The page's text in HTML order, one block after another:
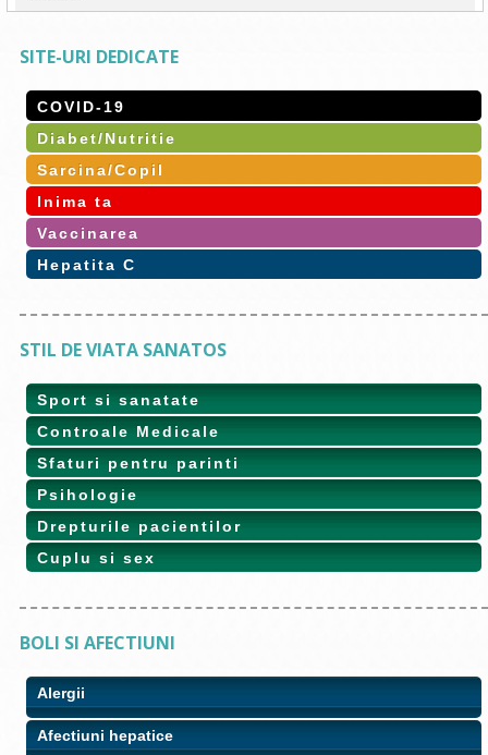
SITE-URI DEDICATE
COVID-19
Diabet/Nutritie
Sarcina/Copil
Inima ta
Vaccinarea
Hepatita C
STIL DE VIATA SANATOS
Sport si sanatate
Controale Medicale
Sfaturi pentru parinti
Psihologie
Drepturile pacientilor
Cuplu si sex
BOLI SI AFECTIUNI
Alergii
Afectiuni hepatice